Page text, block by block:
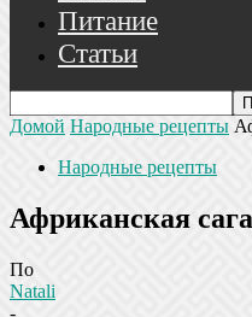
Питание
Статьи
Домой Народные рецепты
Народные рецепты
Африканская сага
По
Natali
-